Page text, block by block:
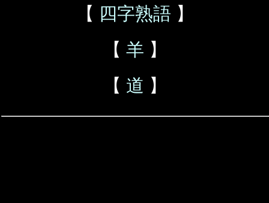
【 四字熟語 】
【 羊 】
【 道 】